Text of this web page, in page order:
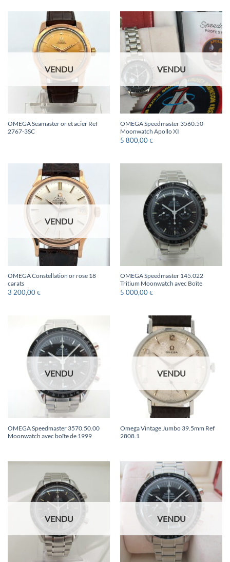
VENDU
OMEGA Seamaster or et acier Ref
2767-3SC
VENDU
OMEGA Speedmaster 3560.50
Moonwatch Apollo XI
5 800,00 €
VENDU
OMEGA Constellation or rose 18
carats
3 200,00 €
OMEGA Speedmaster 145.022
Tritium Moonwatch avec Boîte
5 000,00 €
VENDU
OMEGA Speedmaster 3570.50.00
Moonwatch avec boîte de 1999
VENDU
Omega Vintage Jumbo 39.5mm Ref
2808.1
VENDU VENDU